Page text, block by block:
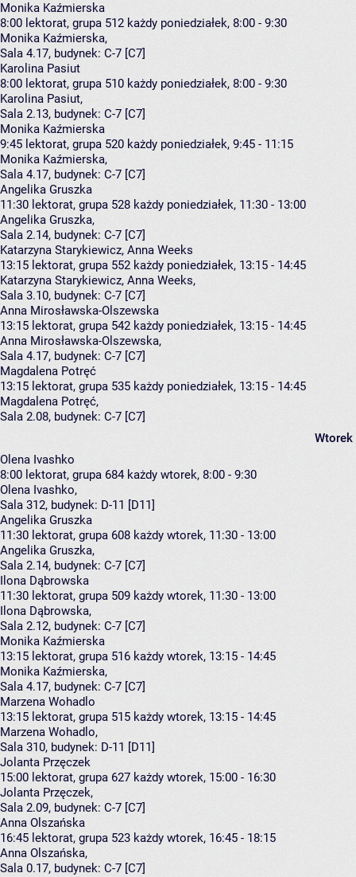
Monika Kaźmierska
8:00 lektorat, grupa 512 każdy poniedziałek, 8:00 - 9:30
Monika Kaźmierska,
Sala 4.17, budynek: C-7 [C7]
Karolina Pasiut
8:00 lektorat, grupa 510 każdy poniedziałek, 8:00 - 9:30
Karolina Pasiut,
Sala 2.13, budynek: C-7 [C7]
Monika Kaźmierska
9:45 lektorat, grupa 520 każdy poniedziałek, 9:45 - 11:15
Monika Kaźmierska,
Sala 4.17, budynek: C-7 [C7]
Angelika Gruszka
11:30 lektorat, grupa 528 każdy poniedziałek, 11:30 - 13:00
Angelika Gruszka,
Sala 2.14, budynek: C-7 [C7]
Katarzyna Starykiewicz, Anna Weeks
13:15 lektorat, grupa 552 każdy poniedziałek, 13:15 - 14:45
Katarzyna Starykiewicz, Anna Weeks,
Sala 3.10, budynek: C-7 [C7]
Anna Mirosławska-Olszewska
13:15 lektorat, grupa 542 każdy poniedziałek, 13:15 - 14:45
Anna Mirosławska-Olszewska,
Sala 4.17, budynek: C-7 [C7]
Magdalena Potręć
13:15 lektorat, grupa 535 każdy poniedziałek, 13:15 - 14:45
Magdalena Potręć,
Sala 2.08, budynek: C-7 [C7]
Wtorek
Olena Ivashko
8:00 lektorat, grupa 684 każdy wtorek, 8:00 - 9:30
Olena Ivashko,
Sala 312, budynek: D-11 [D11]
Angelika Gruszka
11:30 lektorat, grupa 608 każdy wtorek, 11:30 - 13:00
Angelika Gruszka,
Sala 2.14, budynek: C-7 [C7]
Ilona Dąbrowska
11:30 lektorat, grupa 509 każdy wtorek, 11:30 - 13:00
Ilona Dąbrowska,
Sala 2.12, budynek: C-7 [C7]
Monika Kaźmierska
13:15 lektorat, grupa 516 każdy wtorek, 13:15 - 14:45
Monika Kaźmierska,
Sala 4.17, budynek: C-7 [C7]
Marzena Wohadlo
13:15 lektorat, grupa 515 każdy wtorek, 13:15 - 14:45
Marzena Wohadlo,
Sala 310, budynek: D-11 [D11]
Jolanta Przęczek
15:00 lektorat, grupa 627 każdy wtorek, 15:00 - 16:30
Jolanta Przęczek,
Sala 2.09, budynek: C-7 [C7]
Anna Olszańska
16:45 lektorat, grupa 523 każdy wtorek, 16:45 - 18:15
Anna Olszańska,
Sala 0.17, budynek: C-7 [C7]